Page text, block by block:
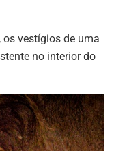
vestígios de uma
no interior do